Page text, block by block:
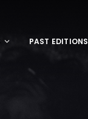
PAST EDITIONS